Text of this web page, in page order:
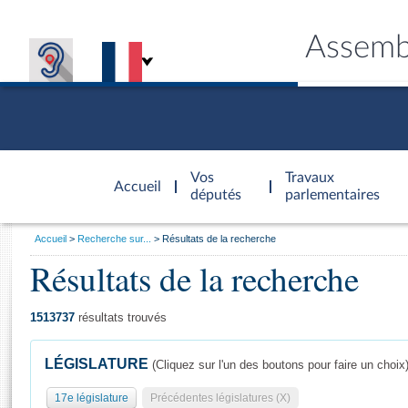
Accueil
d'accueil
Vos
députés
Travaux
parlementaires
Général
Vous
Accueil Recherche sur... Résultats de la recherche
Résultats de la recherche
1513737 résultats trouvés
LÉGISLATURE (Cliquez sur l'un des boutons pour faire un choix)
17e législature Précédentes législatures (X)